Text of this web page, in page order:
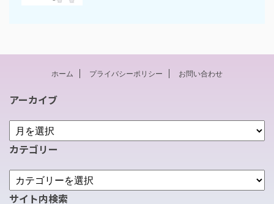
ホーム プライバシーポリシー お問い合わせ
アーカイブ
カテゴリー
サイト内検索